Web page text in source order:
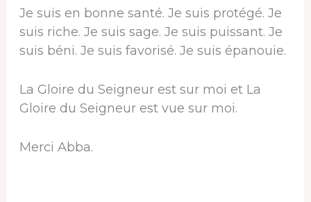
Je suis en bonne santé. Je suis protégé. Je
suis riche. Je suis sage. Je suis puissant. Je
suis béni. Je suis favorisé. Je suis épanouie.
La Gloire du Seigneur est sur moi et La
Gloire du Seigneur est vue sur moi.
Merci Abba.